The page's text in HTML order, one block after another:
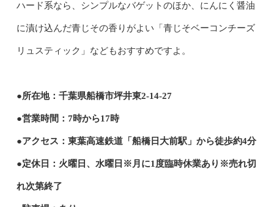
ハード系なら、シンプルなバゲットのほか、にんにく醤油
に漬け込んだ青じその香りがよい「青じそベーコンチーズ
リュスティック」などもおすすめですよ。
●所在地：千葉県船橋市坪井東2-14-27
●営業時間：7時から17時
●アクセス：東葉高速鉄道「船橋日大前駅」から徒歩約4分
●定休日：火曜日、水曜日※月に1度臨時休業あり※売れ切
れ次第終了